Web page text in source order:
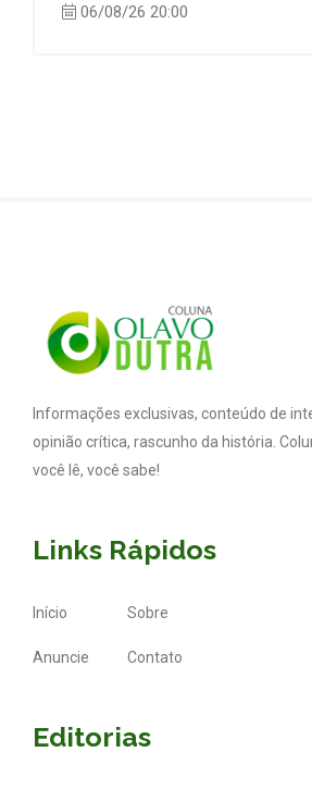
06/08/26 20:00
Informações exclusivas, conteúdo de
opinião crítica, rascunho da história.
você lê, você sabe!
Links Rápidos
Início Sobre
Anuncie Contato
Editorias